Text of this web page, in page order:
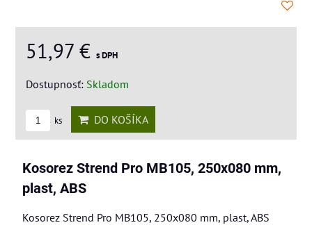
51,97 € s DPH
Dostupnosť: Skladom
ks DO KOŠÍKA
Kosorez Strend Pro MB105, 250x080 mm,
plast, ABS
Kosorez Strend Pro MB105, 250x080 mm, plast, ABS